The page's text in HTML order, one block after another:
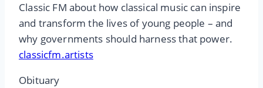
Classic FM about how classical music can inspire
and transform the lives of young people – and
why governments should harness that power.
classicfm.artists
Obituary